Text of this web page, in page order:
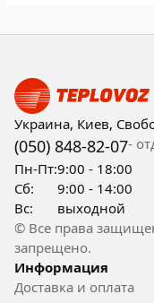
Украина, Киев,
(050) 848-82-07-
Пн-Пт:9:00 - 18:00
Сб:
9:00 - 14:00
Вс:
выходной
© Все права
запрещено.
Информация
Доставка и оплата